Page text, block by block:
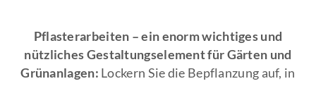
Pflasterarbeiten – ein enorm wichtiges und
nützliches Gestaltungselement für Gärten und
Grünanlagen: Lockern Sie die Bepflanzung auf, in